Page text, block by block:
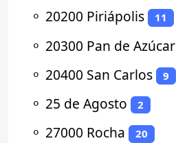
⚬ 20200 Piriápolis 11
⚬ 20300 Pan de Azúcar
⚬ 20400 San Carlos 9
⚬ 25 de Agosto 2
⚬ 27000 Rocha 20